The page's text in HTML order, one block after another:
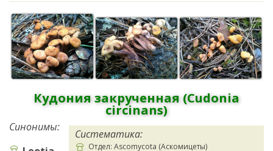
Кудония закрученная (Cudonia
circinans)
Систематика:
Отдел: Ascomycota (Аскомицеты)
Синонимы: